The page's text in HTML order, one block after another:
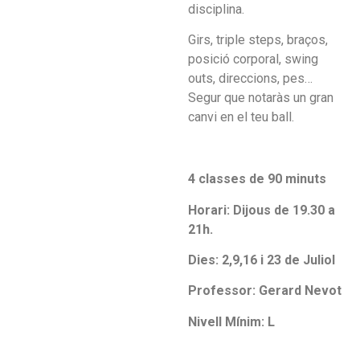
disciplina.
Girs, triple steps, braços,
posició corporal, swing
outs, direccions, pes…
Segur que notaràs un gran
canvi en el teu ball.
4 classes de 90 minuts
Horari: Dijous de 19.30 a
21h.
Dies: 2,9,16 i 23 de Juliol
Professor: Gerard Nevot
Nivell Mínim: L